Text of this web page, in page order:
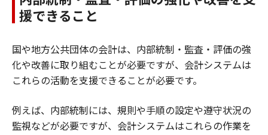
援できること
国や地方公共団体の会計は、内部統制・監査・評価の強
化や改善に取り組むことが必要ですが、会計システムは
これらの活動を支援できることが必要です。
例えば、内部統制には、規則や手順の設定や遵守状況の
監視などが必要ですが、会計システムはこれらの作業を